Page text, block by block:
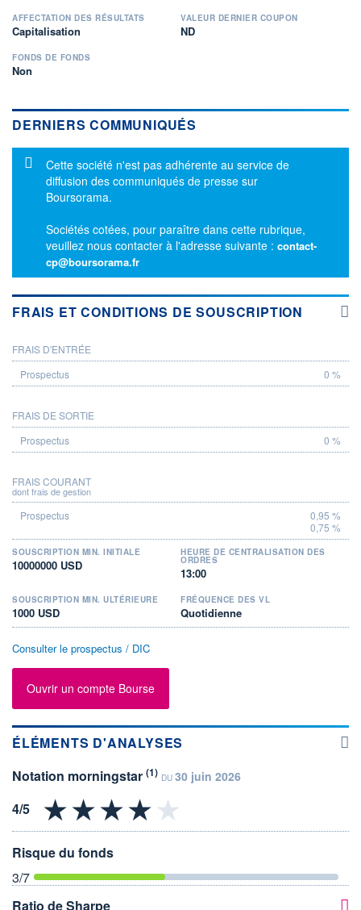
AFFECTATION DES RÉSULTATS
Capitalisation
VALEUR DERNIER COUPON
ND
FONDS DE FONDS
Non
DERNIERS COMMUNIQUÉS
Message d'information
Cette société n'est pas adhérente au service de
diffusion des communiqués de presse sur
Boursorama.
Sociétés cotées, pour paraître dans cette rubrique,
veuillez nous contacter à l'adresse suivante : contact-
cp@boursorama.fr
FRAIS ET CONDITIONS DE SOUSCRIPTION
PROSPECTUS
FRAIS D'ENTRÉE
0 %
FRAIS DE SORTIE
0 %
FRAIS COURANT
dont frais de gestion
0,95 %
0,75 %
SOUSCRIPTION MIN. INITIALE
10000000 USD
HEURE DE CENTRALISATION DES
ORDRES
13:00
SOUSCRIPTION MIN. ULTÉRIEURE
1000 USD
FRÉQUENCE DES VL
Quotidienne
Consulter le prospectus / DIC
Ouvrir un compte Bourse
ÉLÉMENTS D'ANALYSES
Notation morningstar (1) DU 30 juin 2026
Risque du fonds
3/7
Ratio de Sharpe